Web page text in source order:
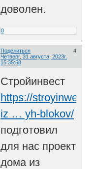
доволен.
0
Поделиться
4
Четверг, 31 августа, 2023г.
15:35:58
Стройинвест
https://
iz … yh-blokov/
подготовил
для нас проект
дома из